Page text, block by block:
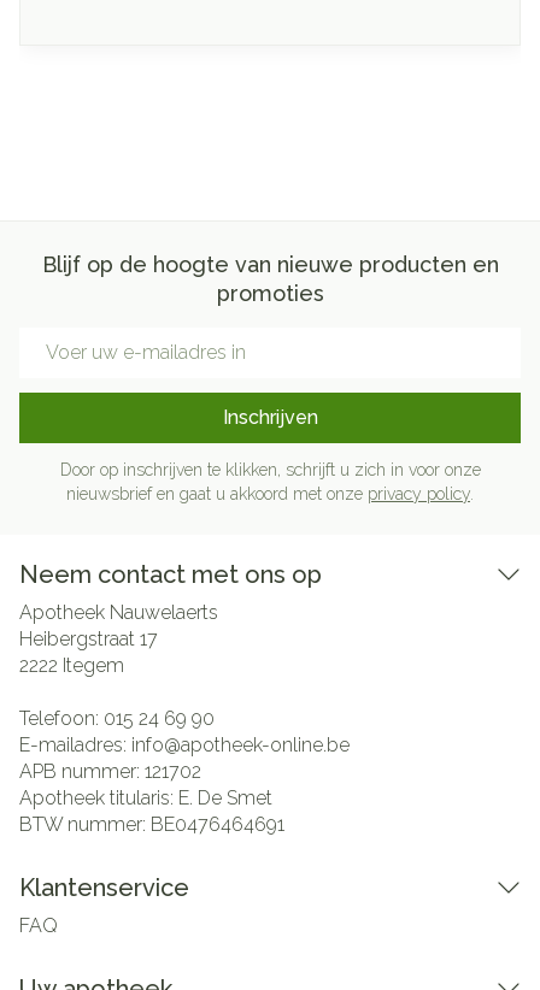
Blijf op de hoogte van nieuwe producten en
promoties
Inschrijven
Door op inschrijven te klikken, schrijft u zich in voor onze
nieuwsbrief en gaat u akkoord met onze privacy policy
Neem contact met ons op
Apotheek Nauwelaerts
Heibergstraat 17
2222 Itegem
Telefoon: 015 24 69 90
E-mailadres: info@apotheek-online.be
APB nummer: 121702
Apotheek titularis: E. De Smet
BTW nummer: BE0476464691
Klantenservice
FAQ